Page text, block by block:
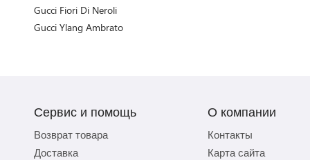
Gucci Fiori Di Neroli
Gucci Ylang Ambrato
Сервис и помощь
Возврат товара
Доставка
О компании
Контакты
Карта сайта